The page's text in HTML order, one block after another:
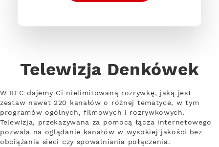
Telewizja Denkówek
W RFC dajemy Ci nielimitowaną rozrywkę, jaką jest
zestaw nawet 220 kanałów o różnej tematyce, w tym
programów ogólnych, filmowych i rozrywkowych.
Telewizja, przekazywana za pomocą łącza internetowego
pozwala na oglądanie kanałów w wysokiej jakości bez
obciążania sieci czy spowalniania połączenia.